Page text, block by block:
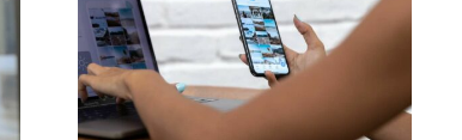
do znalezienia
pomysłów na UGC
(treści generowane
przez użytkowników)